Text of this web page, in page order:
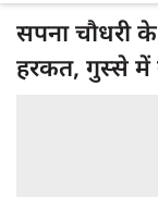
सपना चौधरी
हरकत, गुस्से में